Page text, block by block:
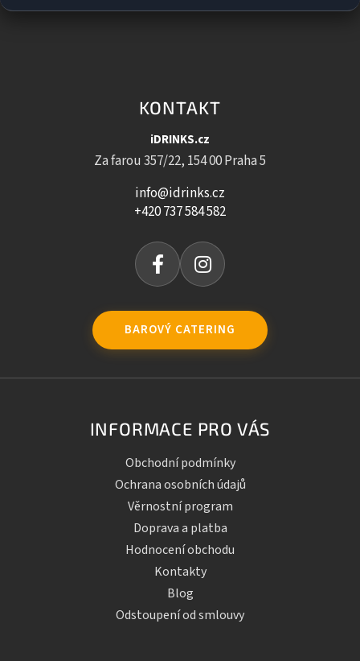
KONTAKT
iDRINKS.cz
Za farou 357/22, 154 00 Praha 5
info@idrinks.cz
+420 737 584 582
BAROVÝ CATERING
INFORMACE PRO VÁS
Obchodní podmínky
Ochrana osobních údajů
Věrnostní program
Doprava a platba
Hodnocení obchodu
Kontakty
Blog
Odstoupení od smlouvy